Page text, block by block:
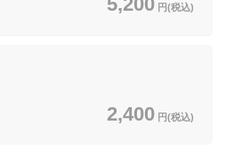
円(税込)
2,400 円(税込)